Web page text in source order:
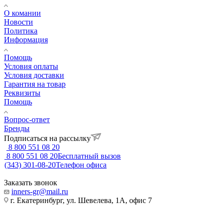
О комании
Новости
Политика
Информация
Помощь
Условия оплаты
Условия доставки
Гарантия на товар
Реквизиты
Помощь
Вопрос-ответ
Бренды
Подписаться на рассылку
8 800 551 08 20
8 800 551 08 20Бесплатный вызов
(343) 301-08-20Телефон офиса
Заказать звонок
inners-gr@mail.ru
г. Екатеринбург, ул. Шевелева, 1А, офис 7